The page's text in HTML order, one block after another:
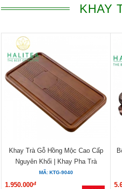
KHAY
Khay Trà Gỗ Hồng Mộc Cao Cấp
Nguyên Khối | Khay Pha Trà
Kungfu...
MÃ: KTG-9040
1.950.000đ